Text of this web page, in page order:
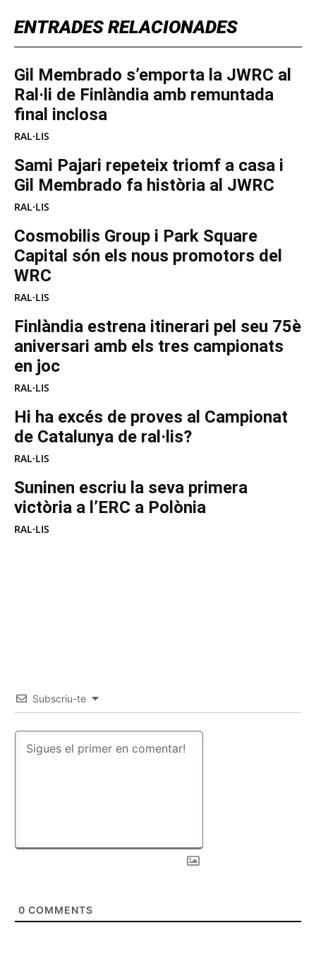
ENTRADES RELACIONADES
Gil Membrado s’emporta la JWRC al
Ral·li de Finlàndia amb remuntada
final inclosa
RAL·LIS
Sami Pajari repeteix triomf a casa i
Gil Membrado fa història al JWRC
RAL·LIS
Cosmobilis Group i Park Square
Capital són els nous promotors del
WRC
RAL·LIS
Finlàndia estrena itinerari pel seu 75è
aniversari amb els tres campionats
en joc
RAL·LIS
Hi ha excés de proves al Campionat
de Catalunya de ral·lis?
RAL·LIS
Suninen escriu la seva primera
victòria a l’ERC a Polònia
RAL·LIS
Subscriu-te
0 COMMENTS